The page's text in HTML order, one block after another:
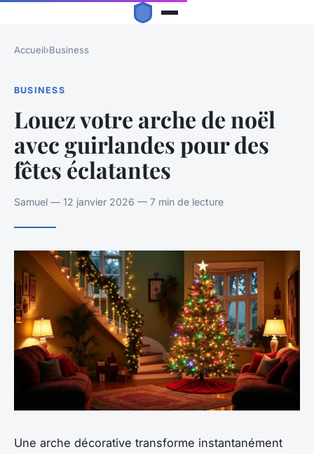
Accueil›Business
BUSINESS
Louez votre arche de noël
avec guirlandes pour des
fêtes éclatantes
Samuel — 12 janvier 2026 — 7 min de lecture
Une arche décorative transforme instantanément